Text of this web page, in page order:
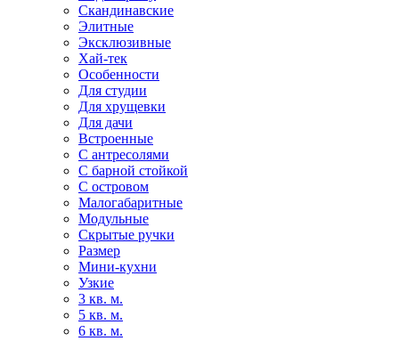
Скандинавские
Элитные
Эксклюзивные
Хай-тек
Особенности
Для студии
Для хрущевки
Для дачи
Встроенные
С антресолями
С барной стойкой
С островом
Малогабаритные
Модульные
Скрытые ручки
Размер
Мини-кухни
Узкие
3 кв. м.
5 кв. м.
6 кв. м.